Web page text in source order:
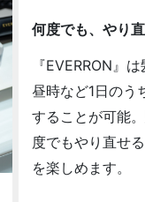
何度でも、やり直
『EVERRON』
昼時など1日のう
することが可能
度でもやり直せ
を楽しめます。